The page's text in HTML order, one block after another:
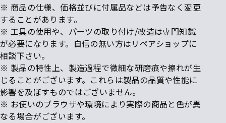
※ 商品の仕様、価格並びに付属品などは予告なく変更
することがあります。
※ 工具の使用や、パーツの取り付け/改造は専門知識
が必要になります。自信の無い方はリペアショップに
相談下さい。
※ 製品の特性上、製造過程で微細な研磨痕や擦れが生
じることがございます。これらは製品の品質や性能に
影響を及ぼすものではございません。
※ お使いのブラウザや環境により実際の商品と色が異
なる場合がございます。